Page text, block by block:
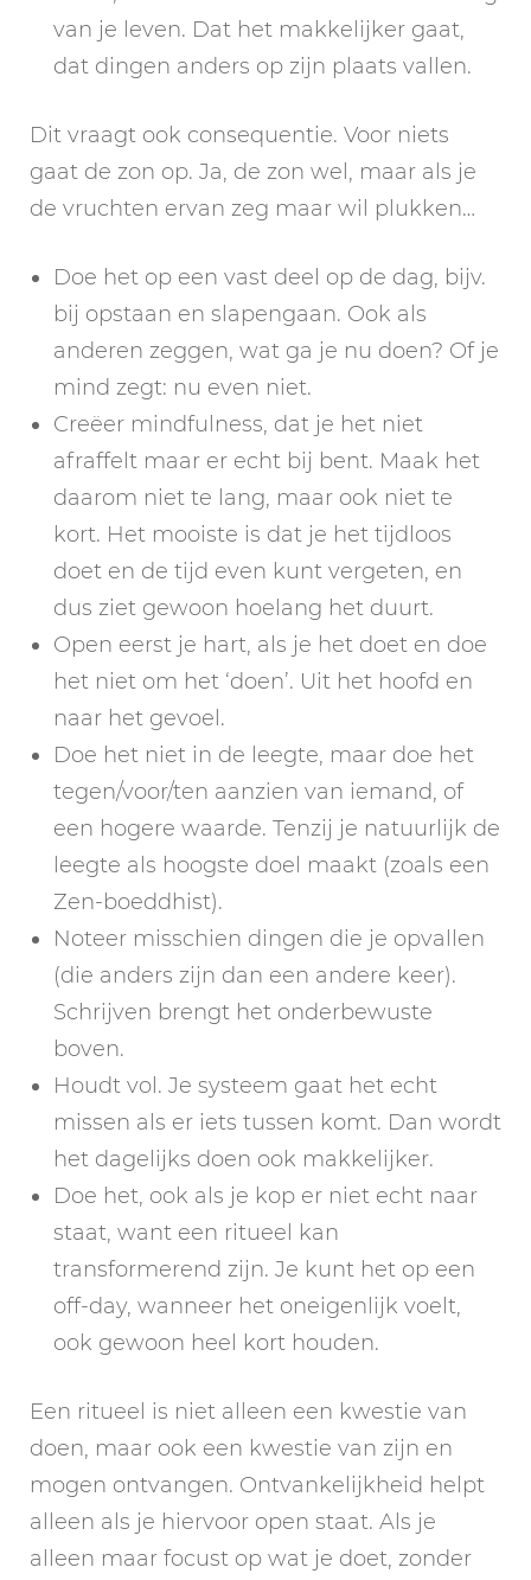
van je leven. Dat het makkelijker gaat,
dat dingen anders op zijn plaats vallen.
Dit vraagt ook consequentie. Voor niets
gaat de zon op. Ja, de zon wel, maar als je
de vruchten ervan zeg maar wil plukken…
Doe het op een vast deel op de dag, bijv.
bij opstaan en slapengaan. Ook als
anderen zeggen, wat ga je nu doen? Of je
mind zegt: nu even niet.
Creëer mindfulness, dat je het niet
afraffelt maar er echt bij bent. Maak het
daarom niet te lang, maar ook niet te
kort. Het mooiste is dat je het tijdloos
doet en de tijd even kunt vergeten, en
dus ziet gewoon hoelang het duurt.
Open eerst je hart, als je het doet en doe
het niet om het ‘doen’. Uit het hoofd en
naar het gevoel.
Doe het niet in de leegte, maar doe het
tegen/voor/ten aanzien van iemand, of
een hogere waarde. Tenzij je natuurlijk de
leegte als hoogste doel maakt (zoals een
Zen-boeddhist).
Noteer misschien dingen die je opvallen
(die anders zijn dan een andere keer).
Schrijven brengt het onderbewuste
boven.
Houdt vol. Je systeem gaat het echt
missen als er iets tussen komt. Dan wordt
het dagelijks doen ook makkelijker.
Doe het, ook als je kop er niet echt naar
staat, want een ritueel kan
transformerend zijn. Je kunt het op een
off-day, wanneer het oneigenlijk voelt,
ook gewoon heel kort houden.
Een ritueel is niet alleen een kwestie van
doen, maar ook een kwestie van zijn en
mogen ontvangen. Ontvankelijkheid helpt
alleen als je hiervoor open staat. Als je
alleen maar focust op wat je doet, zonder